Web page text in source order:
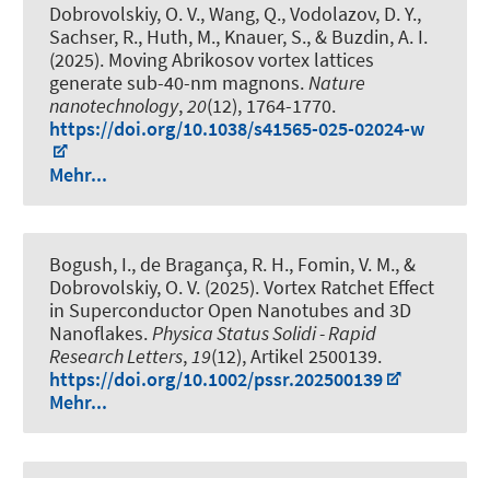
Dobrovolskiy, O. V., Wang, Q., Vodolazov, D. Y.,
Sachser, R., Huth, M., Knauer, S., & Buzdin, A. I.
(2025). Moving Abrikosov vortex lattices
generate sub-40-nm magnons.Nature
nanotechnology,20(12), 1764-1770.
https://doi.org/10.1038/s41565-025-02024-w
Mehr...
Bogush, I., de Bragança, R. H., Fomin, V. M., &
Dobrovolskiy, O. V. (2025).Vortex Ratchet Effect
in Superconductor Open Nanotubes and 3D
Nanoflakes.Physica Status Solidi - Rapid
Research Letters,19(12), Artikel 2500139.
https://doi.org/10.1002/pssr.202500139
Mehr...